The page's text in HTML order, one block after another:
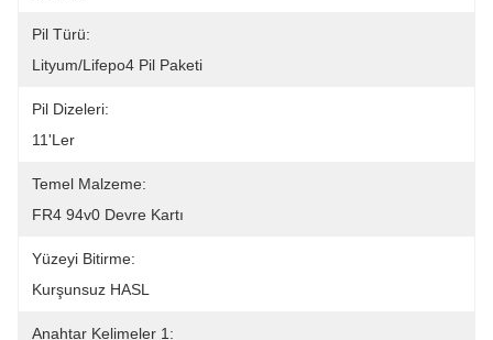
Pil Türü:
Lityum/Lifepo4 Pil Paketi
Pil Dizeleri:
11'ler
Temel Malzeme:
FR4 94v0 Devre Kartı
Yüzeyi Bitirme:
Kurşunsuz HASL
Anahtar Kelimeler 1: